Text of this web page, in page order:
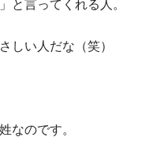
と言ってくれる人。
しい人だな（笑）
なのです。